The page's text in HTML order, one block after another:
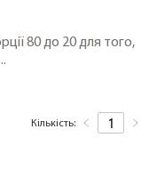
80 до 20 для того,
Кількість: